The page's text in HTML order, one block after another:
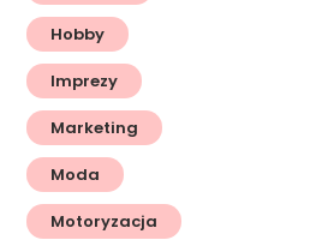
Hobby
Imprezy
Marketing
Moda
Motoryzacja